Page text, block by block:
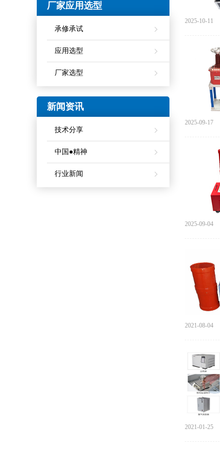
2025-10-11
2025-09-17
2025-09-04
2021-08-04
2021-01-25
厂家应用选型
承修承试
应用选型
厂家选型
新闻资讯
技术分享
中国●精神
行业新闻